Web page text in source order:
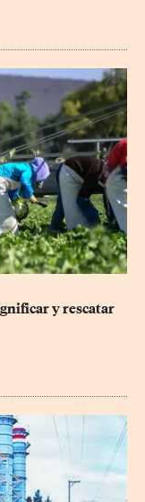
y rescatar